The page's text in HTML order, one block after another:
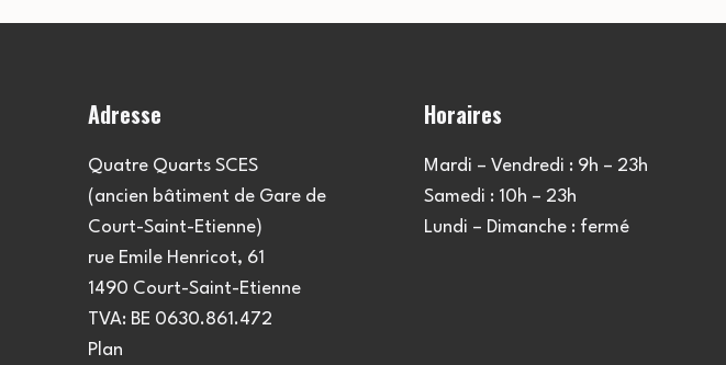
Adresse
Quatre Quarts SCES
(ancien bâtiment de Gare de
Court-Saint-Etienne)
rue Emile Henricot, 61
1490 Court-Saint-Etienne
TVA: BE 0630.861.472
Plan
Horaires
Mardi – Vendredi : 9h – 23h
Samedi : 10h – 23h
Lundi – Dimanche : fermé